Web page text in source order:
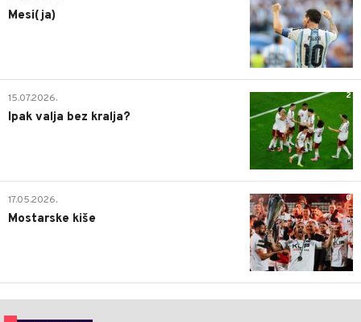
Mesi(ja)
2
15.07.2026.
Ipak valja bez kralja?
0
17.05.2026.
Mostarske kiše